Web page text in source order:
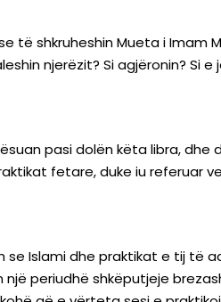
të shkruheshin Mueta i Imam
njerëzit? Si agjëronin? Si
pasi dolën këta libra, dhe
fetare, duke iu referuar
se Islami dhe praktikat e tij të
periudhë shkëputjeje